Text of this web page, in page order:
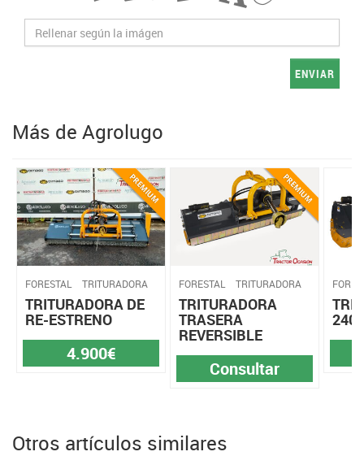
ENVIAR
Más de Agrolugo
FORESTAL TRITURADORA
TRITURADORA DE
RE-ESTRENO
4.900€
FORESTAL TRITURADORA
TRITURADORA
TRASERA
REVERSIBLE
Consultar
Otros artículos similares